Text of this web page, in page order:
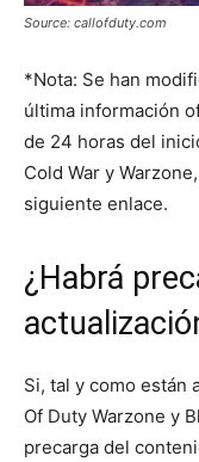
Source: callofduty.com
*Nota: Se han
última información
de 24 horas del
Cold War y
siguiente enlace.
¿Habrá
Si, tal y como están
Of Duty Warzone y
precarga del